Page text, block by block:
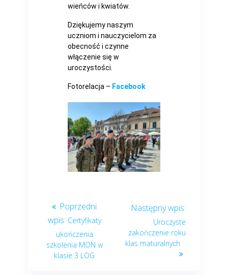
wieńców i kwiatów.
Dziękujemy naszym
uczniom i nauczycielom za
obecność i czynne
włączenie się w
uroczystości.
Fotorelacja – Facebook
Certyfikaty
ukończenia
szkolenia MON w
klasie 3 LOG
Uroczyste
zakończenie roku
klas maturalnych